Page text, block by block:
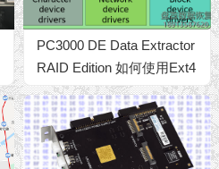
PC3000 DE Data Extractor
RAID Edition 如何使用Ext4
文件系统元数据构建RAID
阵列